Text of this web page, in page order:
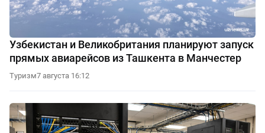
Узбекистан и Великобритания планируют запуск
прямых авиарейсов из Ташкента в Манчестер
Туризм7 августа 16:12